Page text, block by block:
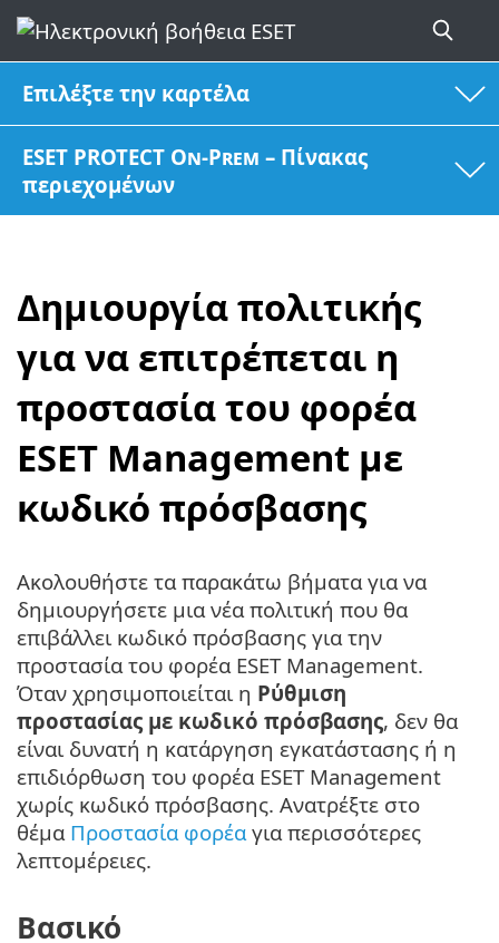
Επιλέξτε την καρτέλα
ESET PROTECT On-Prem – Πίνακας
περιεχομένων
Δημιουργία πολιτικής
για να επιτρέπεται η
προστασία του φορέα
ESET Management με
κωδικό πρόσβασης
Ακολουθήστε τα παρακάτω βήματα για να
δημιουργήσετε μια νέα πολιτική που θα
επιβάλλει κωδικό πρόσβασης για την
προστασία του φορέα ESET Management.
Όταν χρησιμοποιείται η Ρύθμιση
προστασίας με κωδικό πρόσβασης, δεν θα
είναι δυνατή η κατάργηση εγκατάστασης ή η
επιδιόρθωση του φορέα ESET Management
χωρίς κωδικό πρόσβασης. Ανατρέξτε στο
θέμα Προστασία φορέα για περισσότερες
λεπτομέρειες.
Βασικό